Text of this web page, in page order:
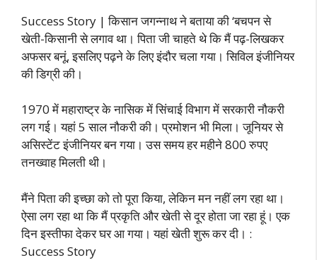
Success Story | किसान जगन्नाथ ने बताया की ‘बचपन से
खेती-किसानी से लगाव था। पिता जी चाहते थे कि मैं पढ़-लिखकर
अफसर बनूं, इसलिए पढ़ने के लिए इंदौर चला गया। सिविल इंजीनियर
की डिग्री की।
1970 में महाराष्ट्र के नासिक में सिंचाई विभाग में सरकारी नौकरी
लग गई। यहां 5 साल नौकरी की। प्रमोशन भी मिला। जूनियर से
असिस्टेंट इंजीनियर बन गया। उस समय हर महीने 800 रुपए
तनख्वाह मिलती थी।
मैंने पिता की इच्छा को तो पूरा किया, लेकिन मन नहीं लग रहा था।
ऐसा लग रहा था कि मैं प्रकृति और खेती से दूर होता जा रहा हूं। एक
दिन इस्तीफा देकर घर आ गया। यहां खेती शुरू कर दी। :
Success Story